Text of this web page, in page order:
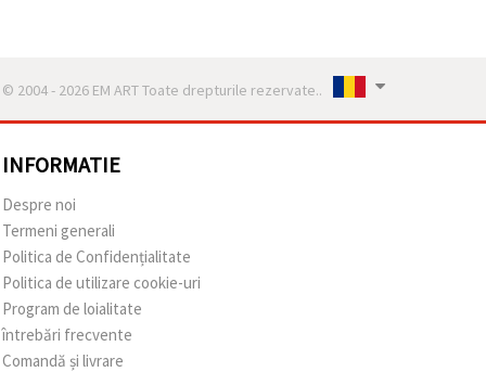
© 2004 - 2026 EM ART Toate drepturile rezervate..
INFORMATIE
Despre noi
Termeni generali
Politica de Confidențialitate
Politica de utilizare cookie-uri
Program de loialitate
întrebări frecvente
Comandă și livrare